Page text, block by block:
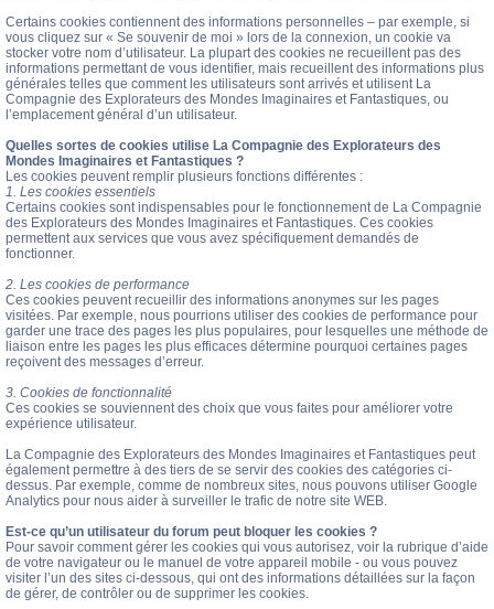
Certains cookies contiennent des informations personnelles – par exemple, si
vous cliquez sur « Se souvenir de moi » lors de la connexion, un cookie va
stocker votre nom d’utilisateur. La plupart des cookies ne recueillent pas des
informations permettant de vous identifier, mais recueillent des informations plus
générales telles que comment les utilisateurs sont arrivés et utilisent La
Compagnie des Explorateurs des Mondes Imaginaires et Fantastiques, ou
l’emplacement général d’un utilisateur.
Quelles sortes de cookies utilise La Compagnie des Explorateurs des
Mondes Imaginaires et Fantastiques ?
Les cookies peuvent remplir plusieurs fonctions différentes :
1. Les cookies essentiels
Certains cookies sont indispensables pour le fonctionnement de La Compagnie
des Explorateurs des Mondes Imaginaires et Fantastiques. Ces cookies
permettent aux services que vous avez spécifiquement demandés de
fonctionner.
2. Les cookies de performance
Ces cookies peuvent recueillir des informations anonymes sur les pages
visitées. Par exemple, nous pourrions utiliser des cookies de performance pour
garder une trace des pages les plus populaires, pour lesquelles une méthode de
liaison entre les pages les plus efficaces détermine pourquoi certaines pages
reçoivent des messages d’erreur.
3. Cookies de fonctionnalité
Ces cookies se souviennent des choix que vous faites pour améliorer votre
expérience utilisateur.
La Compagnie des Explorateurs des Mondes Imaginaires et Fantastiques peut
également permettre à des tiers de se servir des cookies des catégories ci-
dessus. Par exemple, comme de nombreux sites, nous pouvons utiliser Google
Analytics pour nous aider à surveiller le trafic de notre site WEB.
Est-ce qu’un utilisateur du forum peut bloquer les cookies ?
Pour savoir comment gérer les cookies qui vous autorisez, voir la rubrique d’aide
de votre navigateur ou le manuel de votre appareil mobile - ou vous pouvez
visiter l’un des sites ci-dessous, qui ont des informations détaillées sur la façon
de gérer, de contrôler ou de supprimer les cookies.